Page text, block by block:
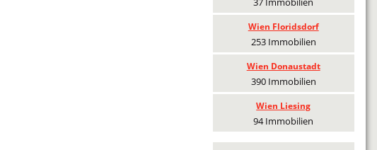
Wien Floridsdorf
253 Immobilien
Wien Donaustadt
390 Immobilien
Wien Liesing
94 Immobilien